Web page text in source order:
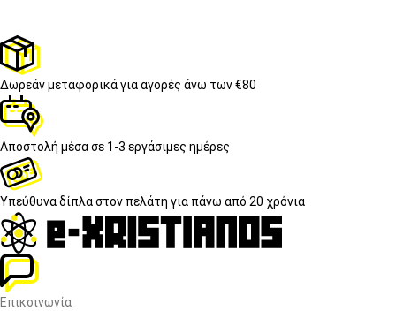
Δωρεάν μεταφορικάγια αγορές άνω των €80
Αποστολή μέσα σε 1-3 εργάσιμες ημέρες
Υπεύθυνα δίπλα στον πελάτη για πάνω από 20 χρόνια
Επικοινωνία